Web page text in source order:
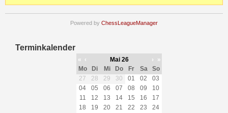
Powered by ChessLeagueManager
Terminkalender
« ‹ Mai 26 ›
»
Mo
Di Mi Do Fr Sa
So
27
28 29 30 01 02
03
04
05 06 07 08 09
10
11
12 13 14 15 16
17
18
19 20 21 22 23
24